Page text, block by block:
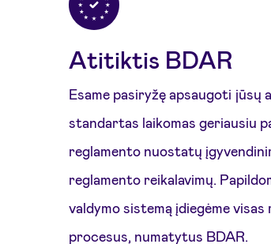
Atitiktis BDAR
Esame pasiryžę apsaugoti jūsų
standartas laikomas geriausiu
reglamento nuostatų
reglamento reikalavimų.
valdymo sistemą įdiegėme
procesus, numatytus BDAR.